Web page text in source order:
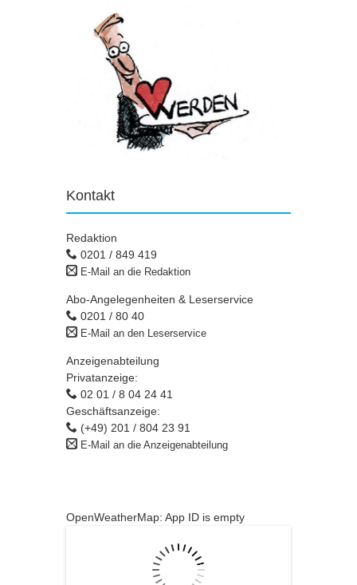
Kontakt
Redaktion
0201 / 849 419
E-Mail an die Redaktion
Abo-Angelegenheiten & Leserservice
0201 / 80 40
E-Mail an den Leserservice
Anzeigenabteilung
Privatanzeige:
02 01 / 8 04 24 41
Geschäftsanzeige:
(+49) 201 / 804 23 91
E-Mail an die Anzeigenabteilung
OpenWeatherMap: App ID is empty